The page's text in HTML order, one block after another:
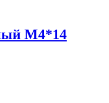
М4*14